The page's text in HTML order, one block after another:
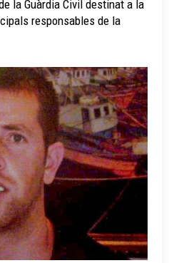
la Guàrdia Civil destinat a la
responsables de la